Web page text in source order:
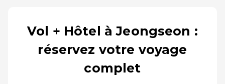
Vol + Hôtel à Jeongseon :
réservez votre voyage
complet